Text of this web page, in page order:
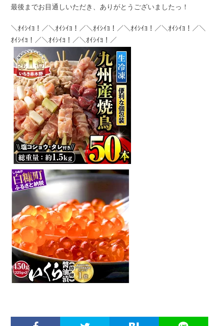
最後までお目通しいただき、ありがとうございましたっ！
＼ｵｲｼｲﾖ！／＼ｵｲｼｲﾖ！／＼ｵｲｼｲﾖ！／＼ｵｲｼｲﾖ！／＼ｵｲｼｲﾖ！／＼
ｵｲｼｲﾖ！／＼ｵｲｼｲﾖ！／＼ｵｲｼｲﾖ！／